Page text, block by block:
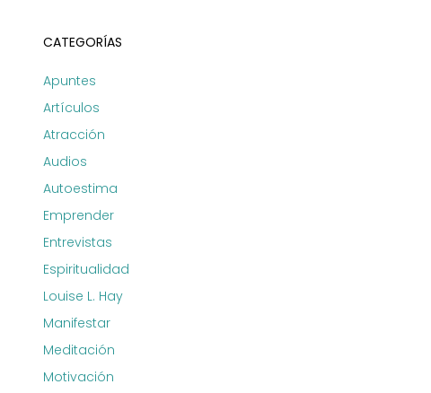
CATEGORÍAS
Apuntes
Artículos
Atracción
Audios
Autoestima
Emprender
Entrevistas
Espiritualidad
Louise L. Hay
Manifestar
Meditación
Motivación